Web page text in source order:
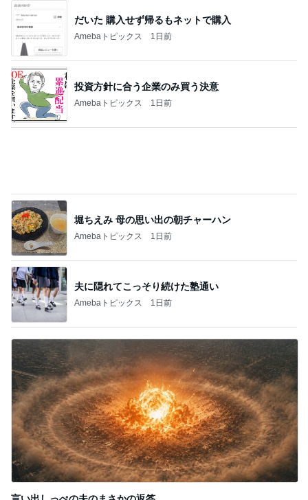
だいた 購入せず帰るもネットで購入
Amebaトピックス 1日前
投資方針に合う企業のみ買う決意
Amebaトピックス 1日前
夫に隠れてこっそり続けた塾通い
Amebaトピックス 1日前
言い出しっぺの夫のまさかの返答
Amebaトピックス 13時間前
記事を読む